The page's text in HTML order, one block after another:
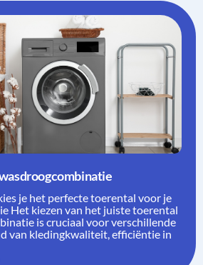
je het perfecte toerental voor je
Het kiezen van het juiste toerental
is cruciaal voor verschillende
van kledingkwaliteit, efficiëntie in